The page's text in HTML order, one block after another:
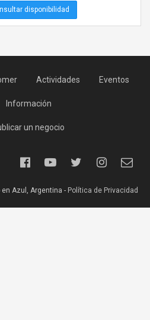
disponibilidad
Actividades Eventos
Información
un negocio
Azul, Argentina - Política de Privacidad